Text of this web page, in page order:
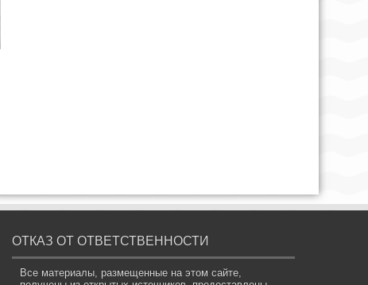
ОТКАЗ ОТ ОТВЕТСТВЕННОСТИ
Все материалы, размещенные на этом сайте,